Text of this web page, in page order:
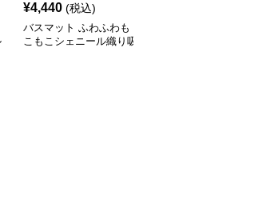
¥4,440 (税込)
バスマット ふわふわも
こもこシェニール織り吸